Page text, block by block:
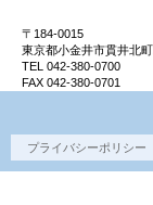
〒184-0015
東京都小金井市貫井北
TEL 042-380-0700
FAX 042-380-0701
プライバシーポリシー